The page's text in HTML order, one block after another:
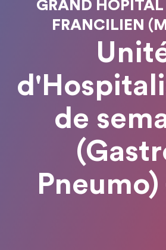
GRAND HÔPITAL
FRANCILIEN
de